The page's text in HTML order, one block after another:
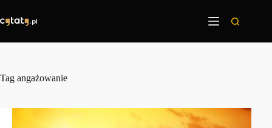
treści
Tag angażowanie